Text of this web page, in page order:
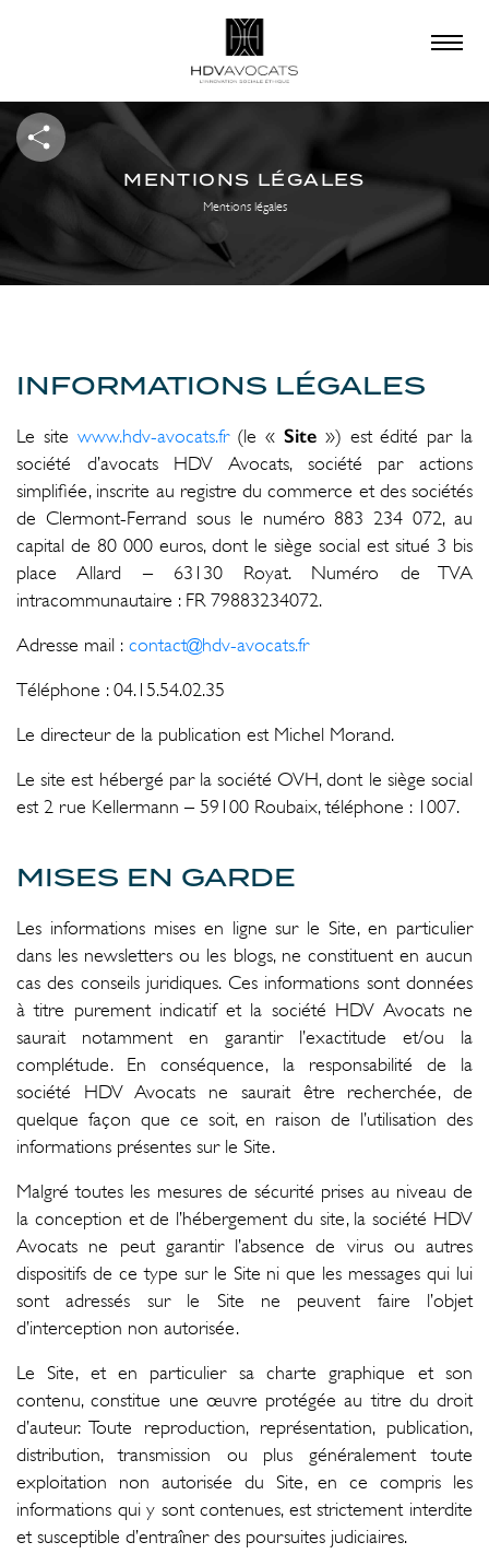
×
QUE RECHERCHEZ-
VOUS ?
MENTIONS LÉGALES
Mentions légales
INFORMATIONS LÉGALES
Le site www.hdv-avocats.fr(le «Site ») est édité par la
société d’avocats HDV Avocats, société par actions
simplifiée, inscrite au registre du commerce et des sociétés
de Clermont-Ferrand sous le numéro 883 234 072, au
capital de 80 000 euros, dont le siège social est situé 3 bis
place Allard – 63130 Royat. Numéro de TVA
intracommunautaire : FR 79883234072.
Adresse mail : contact@hdv-avocats.fr
Téléphone : 04.15.54.02.35
Le directeur de la publication est Michel Morand.
Le site est hébergé par la société OVH, dont le siège social
est 2 rue Kellermann – 59100 Roubaix, téléphone : 1007.
MISES EN GARDE
Les informations mises en ligne sur le Site, en particulier
dans les newsletters ou les blogs, ne constituent en aucun
cas des conseils juridiques. Ces informations sont données
à titre purement indicatif et la société HDV Avocats ne
saurait notamment en garantir l’exactitude et/ou la
complétude. En conséquence, la responsabilité de la
société HDV Avocats ne saurait être recherchée, de
quelque façon que ce soit, en raison de l’utilisation des
informations présentes sur le Site.
Malgré toutes les mesures de sécurité prises au niveau de
la conception et de l’hébergement du site, la société HDV
Avocats ne peut garantir l’absence de virus ou autres
dispositifs de ce type sur le Site ni que les messages qui lui
sont adressés sur le Site ne peuvent faire l’objet
d’interception non autorisée.
Le Site, et en particulier sa charte graphique et son
contenu, constitue une œuvre protégée au titre du droit
d’auteur. Toute reproduction, représentation, publication,
distribution, transmission ou plus généralement toute
exploitation non autorisée du Site, en ce compris les
informations qui y sont contenues, est strictement interdite
et susceptible d’entraîner des poursuites judiciaires.